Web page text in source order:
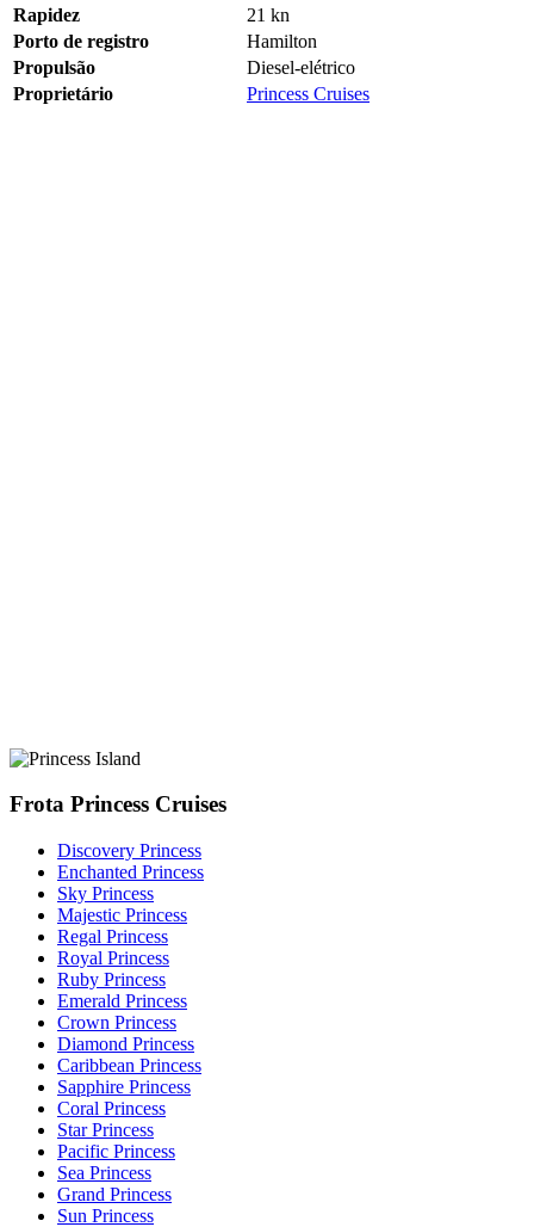
Rapidez
21 kn
Porto de registro
Hamilton
Propulsão
Diesel-elétrico
Proprietário
Princess Cruises
Frota Princess Cruises
Discovery Princess
Enchanted Princess
Sky Princess
Majestic Princess
Regal Princess
Royal Princess
Ruby Princess
Emerald Princess
Crown Princess
Diamond Princess
Caribbean Princess
Sapphire Princess
Coral Princess
Star Princess
Pacific Princess
Sea Princess
Grand Princess
Sun Princess